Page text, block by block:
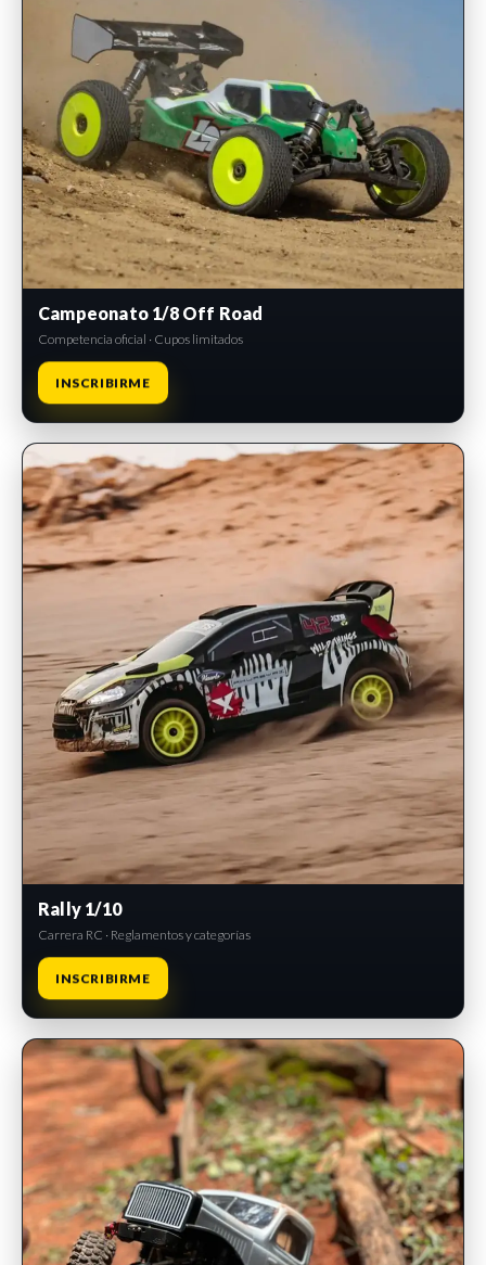
Campeonato 1/8 Off Road
Competencia oficial · Cupos limitados
INSCRIBIRME
INSCRIPCIONES ABIERTAS
Rally 1/10
Carrera RC · Reglamentos y categorías
INSCRIBIRME
INSCRIPCIONES ABIERTAS